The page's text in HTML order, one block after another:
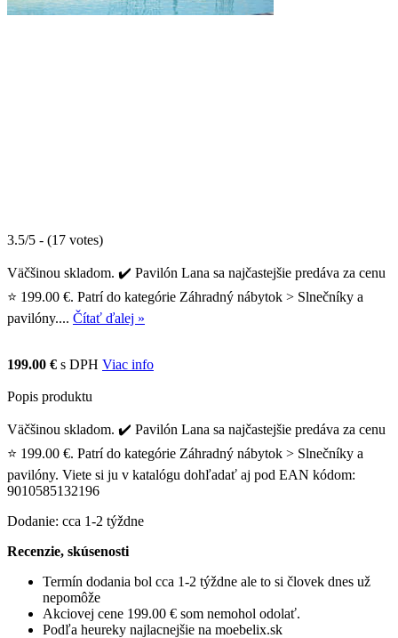
3.5/5 - (17 votes)
Väčšinou skladom. ✔️ Pavilón Lana sa najčastejšie predáva za cenu
⭐ 199.00 €. Patrí do kategórie Záhradný nábytok > Slnečníky a
pavilóny.... Čítať ďalej »
199.00 € s DPH Viac info
Popis produktu
Väčšinou skladom. ✔️ Pavilón Lana sa najčastejšie predáva za cenu
⭐ 199.00 €. Patrí do kategórie Záhradný nábytok > Slnečníky a
pavilóny. Viete si ju v katalógu dohľadať aj pod EAN kódom:
9010585132196
Dodanie: cca 1-2 týždne
Recenzie, skúsenosti
Termín dodania bol cca 1-2 týždne ale to si človek dnes už
nepomôže
Akciovej cene 199.00 € som nemohol odolať.
Podľa heureky najlacnejšie na moebelix.sk